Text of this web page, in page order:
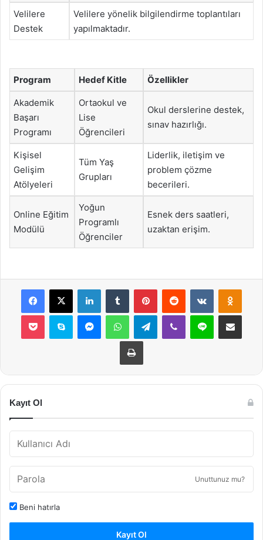
Velilere
Destek
Velilere yönelik bilgilendirme toplantıları
yapılmaktadır.
Program Hedef Kitle Özellikler
Akademik
Başarı
Programı
Ortaokul ve
Lise
Öğrencileri
Okul derslerine destek,
sınav hazırlığı.
Kişisel
Gelişim
Atölyeleri
Tüm Yaş
Grupları
Liderlik, iletişim ve
problem çözme
becerileri.
Online Eğitim
Modülü
Yoğun
Programlı
Öğrenciler
Esnek ders saatleri,
uzaktan erişim.
Facebook
X LinkedInTumblr PinterestReddit VKontakte
Pocket Skype MessengerWhatsAppTelegramViber Line E-Posta ile
Yazdır
Kayıt Ol
Unuttunuz mu?
Beni hatırla
Kayıt Ol